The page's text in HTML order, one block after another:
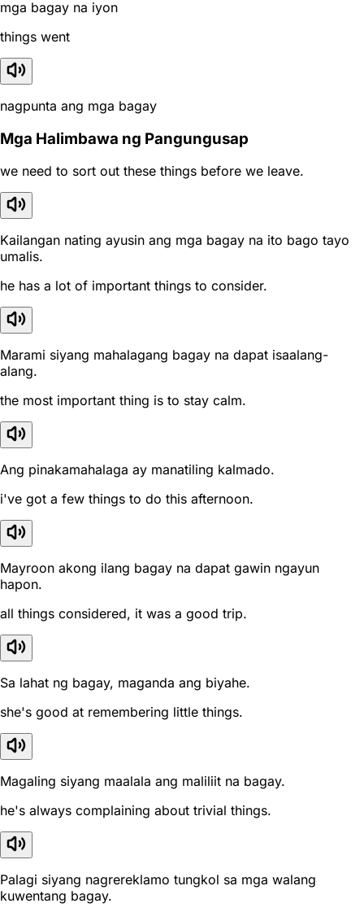
mga bagay na iyon
things went
nagpunta ang mga bagay
Mga Halimbawa ng Pangungusap
we need to sort out these things before we leave.
Kailangan nating ayusin ang mga bagay na ito bago tayo
umalis.
he has a lot of important things to consider.
Marami siyang mahalagang bagay na dapat isaalang-
alang.
the most important thing is to stay calm.
Ang pinakamahalaga ay manatiling kalmado.
i've got a few things to do this afternoon.
Mayroon akong ilang bagay na dapat gawin ngayun
hapon.
all things considered, it was a good trip.
Sa lahat ng bagay, maganda ang biyahe.
she's good at remembering little things.
Magaling siyang maalala ang maliliit na bagay.
he's always complaining about trivial things.
Palagi siyang nagrereklamo tungkol sa mga walang
kuwentang bagay.